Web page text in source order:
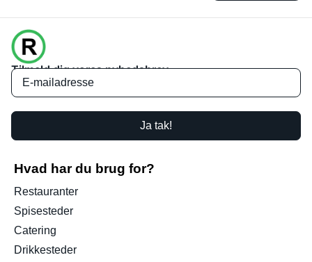
Tilmeld dig vores nyhedsbrev
Ja tak!
Hvad har du brug for?
Restauranter
Spisesteder
Catering
Drikkesteder